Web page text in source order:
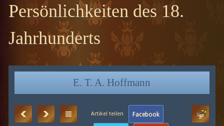
Persönlichkeiten des 18.
Jahrhunderts
E. T. A. Hoffmann